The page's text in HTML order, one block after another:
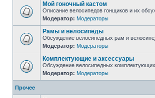
Мой гоночный кастом
Описание велосипедов гонщиков и их
Модератор: Модераторы
Рамы и велосипеды
Обсуждение велосипедных рам и
Модератор: Модераторы
Комплектующие и аксессуары
Обсуждение велосипедных
Модератор: Модераторы
Прочее